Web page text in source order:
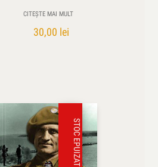
CITEȘTE MAI MULT
30,00 lei
STOC EPUIZAT